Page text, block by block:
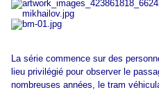
La série commence sur des
lieu privilégié pour observer le
nombreuses années, le tram